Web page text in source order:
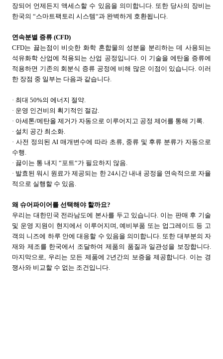
장되어 언제든지 액세스할 수 있음을 의미합니다. 또한 당사의 장비는
한국의 “스마트팩토리 시스템“과 완벽하게 호환됩니다.
연속분별 증류 (CFD)
CFD는 끓는점이 비슷한 화학 혼합물의 성분을 분리하는 데 사용되는
석유화학 산업에 적용되는 산업 공정입니다. 이 기술을 에탄올 증류에
적용하면 기존의 회분식 증류 공정에 비해 많은 이점이 있습니다. 이러
한 장점 중 일부는 다음과 같습니다.
· 최대 50%의 에너지 절약.
· 운영 인건비의 획기적인 절감.
· 아세톤/메탄올 제거가 자동으로 이루어지고 공정 제어를 통해 기록.
· 설치 공간 최소화.
· 사전 정의된 AI매개변수에 따라 초류, 중류 및 후류 분류가 자동으로
수행.
· 끓이는 통 내지 “포트“가 필요하지 않음.
· 발효된 워시 원료가 제공되는 한24시간 내내 공정을 연속적으로 자율
적으로 실행할 수 있음.
왜 슈어파이어를 선택해야 할까요?
우리는 대한민국 전라남도에 본사를 두고 있습니다. 이는 판매 후 기술
및 운영 지원이 현지에서 이루어지며,예비부품 또는 업그레이드 등 고
객의 니즈에 하루 안에 대응할 수 있음을 의미합니다. 또한 대부분의 자
재와 제조를 한국에서 조달하여 제품의 품질과 일관성을 보장합니다.
마지막으로, 우리는 모든 제품에 2년간의 보증을 제공합니다. 이는 경
쟁사와 비교할 수 없는 조건입니다.